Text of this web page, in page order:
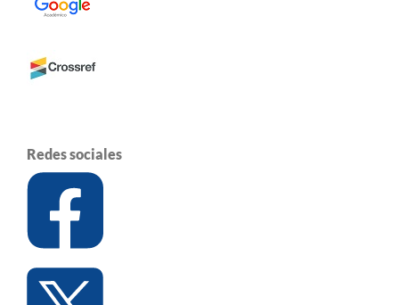
Redes sociales